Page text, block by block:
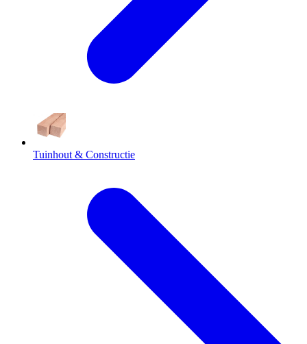
Tuinhout & Constructie